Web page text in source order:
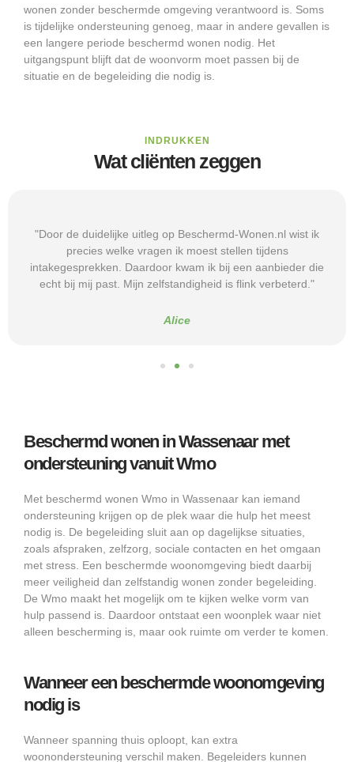
wonen zonder beschermde omgeving verantwoord is. Soms
is tijdelijke ondersteuning genoeg, maar in andere gevallen is
een langere periode beschermd wonen nodig. Het
uitgangspunt blijft dat de woonvorm moet passen bij de
situatie en de begeleiding die nodig is.
INDRUKKEN
Wat cliënten zeggen
"Door de duidelijke uitleg op Beschermd-Wonen.nl wist ik
precies welke vragen ik moest stellen tijdens
intakegesprekken. Daardoor kwam ik bij een aanbieder die
echt bij mij past. Mijn zelfstandigheid is flink verbeterd."
Alice
Beschermd wonen in Wassenaar met
ondersteuning vanuit Wmo
Met beschermd wonen Wmo in Wassenaar kan iemand
ondersteuning krijgen op de plek waar die hulp het meest
nodig is. De begeleiding sluit aan op dagelijkse situaties,
zoals afspraken, zelfzorg, sociale contacten en het omgaan
met stress. Een beschermde woonomgeving biedt daarbij
meer veiligheid dan zelfstandig wonen zonder begeleiding.
De Wmo maakt het mogelijk om te kijken welke vorm van
hulp passend is. Daardoor ontstaat een woonplek waar niet
alleen bescherming is, maar ook ruimte om verder te komen.
Wanneer een beschermde woonomgeving
nodig is
Wanneer spanning thuis oploopt, kan extra
woonondersteuning verschil maken. Begeleiders kunnen